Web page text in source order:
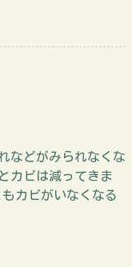
などがみられなくな
カビは減ってきま
カビがいなくなる